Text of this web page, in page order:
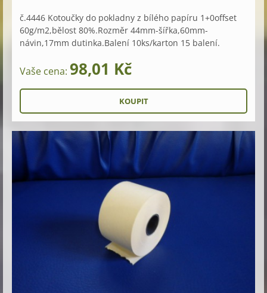
č.4446 Kotoučky do pokladny z bílého papíru 1+0offset
60g/m2,bělost 80%.Rozměr 44mm-šířka,60mm-
návin,17mm dutinka.Balení 10ks/karton 15 balení.
Vaše cena: 98,01 Kč